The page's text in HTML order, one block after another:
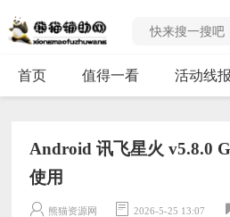
首页 值得一看 活动线报
Android 讯飞星火 v5.8.0
使用
熊猫资源网 2026-5-25 13:07